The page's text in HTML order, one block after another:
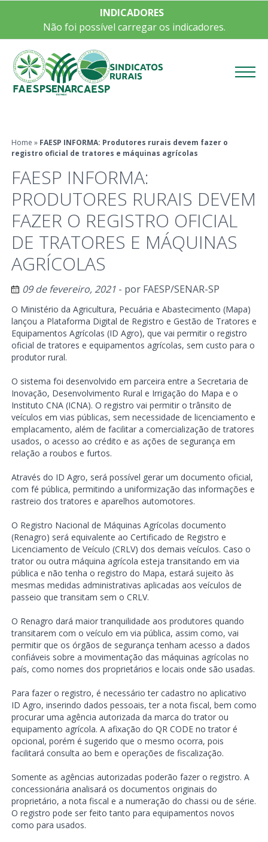
INDICADORES
Não foi possível carregar os indicadores.
Home » FAESP INFORMA: Produtores rurais devem fazer o
registro oficial de tratores e máquinas agrícolas
FAESP INFORMA:
PRODUTORES RURAIS DEVEM
FAZER O REGISTRO OFICIAL
DE TRATORES E MÁQUINAS
AGRÍCOLAS
09 de fevereiro, 2021- por FAESP/SENAR-SP
O Ministério da Agricultura, Pecuária e Abastecimento (Mapa)
lançou a Plataforma Digital de Registro e Gestão de Tratores e
Equipamentos Agrícolas (ID Agro), que vai permitir o registro
oficial de tratores e equipamentos agrícolas, sem custo para o
produtor rural.
O sistema foi desenvolvido em parceira entre a Secretaria de
Inovação, Desenvolvimento Rural e Irrigação do Mapa e o
Instituto CNA (ICNA). O registro vai permitir o trânsito de
veículos em vias públicas, sem necessidade de licenciamento e
emplacamento, além de facilitar a comercialização de tratores
usados, o acesso ao crédito e as ações de segurança em
relação a roubos e furtos.
Através do ID Agro, será possível gerar um documento oficial,
com fé pública, permitindo a uniformização das informações e
rastreio dos tratores e aparelhos automotores.
O Registro Nacional de Máquinas Agrícolas documento
(Renagro) será equivalente ao Certificado de Registro e
Licenciamento de Veículo (CRLV) dos demais veículos. Caso o
trator ou outra máquina agrícola esteja transitando em via
pública e não tenha o registro do Mapa, estará sujeito às
mesmas medidas administrativas aplicadas aos veículos de
passeio que transitam sem o CRLV.
O Renagro dará maior tranquilidade aos produtores quando
transitarem com o veículo em via pública, assim como, vai
permitir que os órgãos de segurança tenham acesso a dados
confiáveis sobre a movimentação das máquinas agrícolas no
país, como nomes dos proprietários e locais onde são usadas.
Para fazer o registro, é necessário ter cadastro no aplicativo
ID Agro, inserindo dados pessoais, ter a nota fiscal, bem como
procurar uma agência autorizada da marca do trator ou
equipamento agrícola. A afixação do QR CODE no trator é
opcional, porém é sugerido que o mesmo ocorra, pois
facilitará consulta ao bem e operações de fiscalização.
Somente as agências autorizadas poderão fazer o registro. A
concessionária analisará os documentos originais do
proprietário, a nota fiscal e a numeração do chassi ou de série.
O registro pode ser feito tanto para equipamentos novos
como para usados.